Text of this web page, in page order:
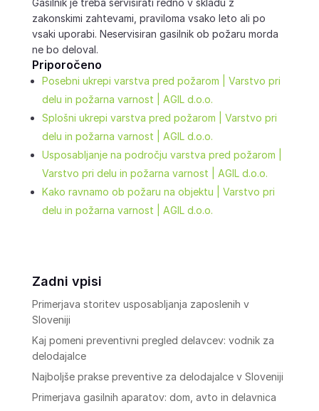
Gasilnik je treba servisirati redno v skladu z
zakonskimi zahtevami, praviloma vsako leto ali po
vsaki uporabi. Neservisiran gasilnik ob požaru morda
ne bo deloval.
Priporočeno
Posebni ukrepi varstva pred požarom | Varstvo pri
delu in požarna varnost | AGIL d.o.o.
Splošni ukrepi varstva pred požarom | Varstvo pri
delu in požarna varnost | AGIL d.o.o.
Usposabljanje na področju varstva pred požarom |
Varstvo pri delu in požarna varnost | AGIL d.o.o.
Kako ravnamo ob požaru na objektu | Varstvo pri
delu in požarna varnost | AGIL d.o.o.
Zadni vpisi
Primerjava storitev usposabljanja zaposlenih v
Sloveniji
Kaj pomeni preventivni pregled delavcev: vodnik za
delodajalce
Najboljše prakse preventive za delodajalce v Sloveniji
Primerjava gasilnih aparatov: dom, avto in delavnica